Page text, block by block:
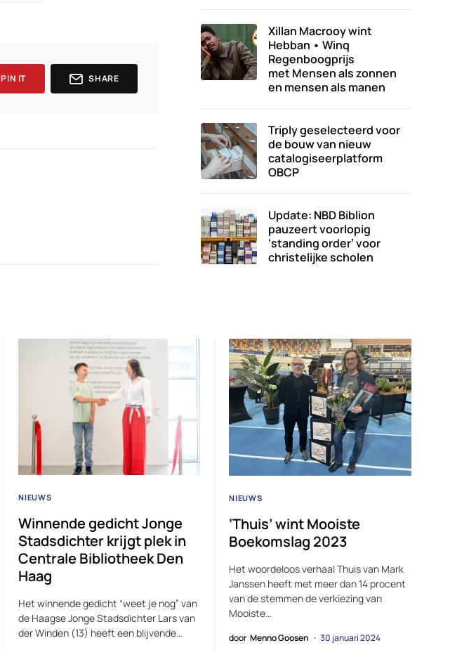
PIN IT SHARE
Xillan Macrooy wint
Hebban • Winq
Regenboogprijs
met Mensen als zonnen
en mensen als manen
Triply geselecteerd voor
de bouw van nieuw
catalogiseerplatform
OBCP
Update: NBD Biblion
pauzeert voorlopig
‘standing order’ voor
christelijke scholen
NIEUWS
Winnende gedicht Jonge
Stadsdichter krijgt plek in
Centrale Bibliotheek Den
Haag
Het winnende gedicht “weet je nog” van
de Haagse Jonge Stadsdichter Lars van
der Winden (13) heeft een blijvende…
NIEUWS
‘Thuis’ wint Mooiste
Boekomslag 2023
Het woordeloos verhaal Thuis van Mark
Janssen heeft met meer dan 14 procent
van de stemmen de verkiezing van
Mooiste…
door Menno Goosen 30 januari 2024